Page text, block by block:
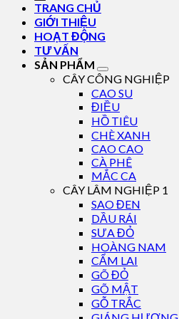
TRANG CHỦ
GIỚI THIỆU
HOẠT ĐỘNG
TƯ VẤN
SẢN PHẨM
CÂY CÔNG NGHIỆP
CAO SU
ĐIỀU
HỒ TIÊU
CHÈ XANH
CAO CAO
CÀ PHÊ
MẮC CA
CÂY LÂM NGHIỆP 1
SAO ĐEN
DẦU RÁI
SƯA ĐỎ
HOÀNG NAM
CẨM LAI
GÕ ĐỎ
GÕ MẬT
GỖ TRẮC